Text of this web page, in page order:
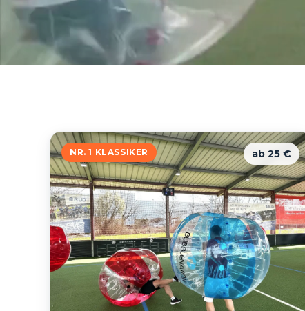
NR. 1 KLASSIKER ab 25 €